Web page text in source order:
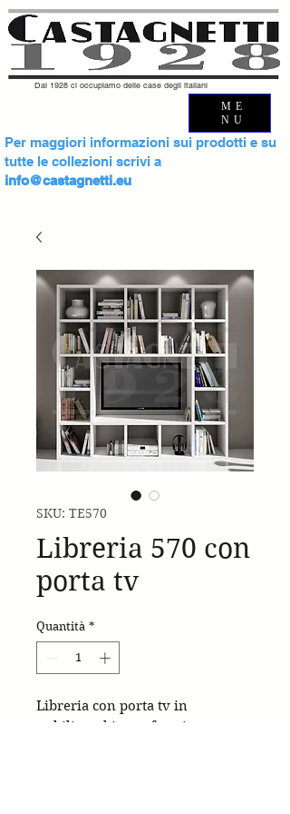
Dal 1928 ci occupiamo delle case degli italiani
Per maggiori informazioni sui prodotti e su
tutte le collezioni scrivi a
info@castagnetti.eu
ME
NU
SKU: TE570
Libreria 570 con
porta tv
Quantità *
Libreria con porta tv in
nobilitato bianco frassinato.